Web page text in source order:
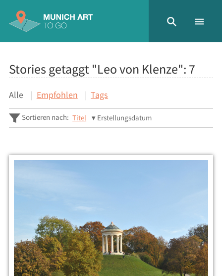
Stories getaggt "Leo von Klenze": 7
Alle Empfohlen Tags
Sortieren nach: Titel Erstellungsdatum